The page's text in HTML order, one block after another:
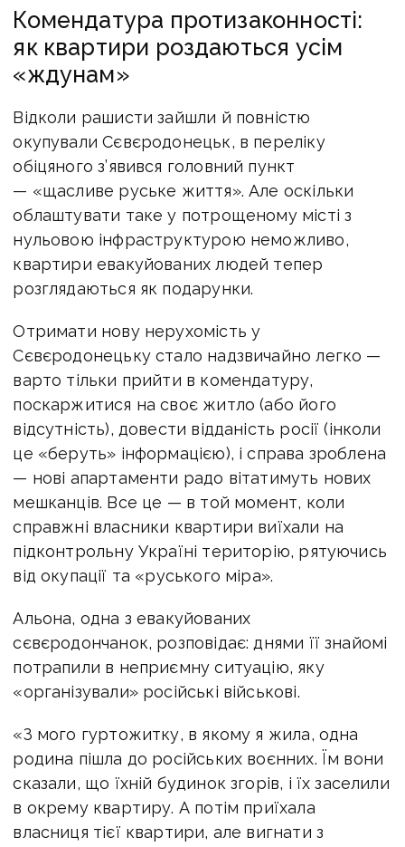
Комендатура протизаконності:
як квартири роздаються усім
«ждунам»
Відколи рашисти зайшли й повністю
окупували Сєвєродонецьк, в переліку
обіцяного з’явився головний пункт
— «щасливе руське життя». Але оскільки
облаштувати таке у потрощеному місті з
нульовою інфраструктурою неможливо,
квартири евакуйованих людей тепер
розглядаються як подарунки.
Отримати нову нерухомість у
Сєвєродонецьку стало надзвичайно легко —
варто тільки прийти в комендатуру,
поскаржитися на своє житло (або його
відсутність), довести відданість росії (інколи
це «беруть» інформацією), і справа зроблена
— нові апартаменти радо вітатимуть нових
мешканців. Все це — в той момент, коли
справжні власники квартири виїхали на
підконтрольну Україні територію, рятуючись
від окупації та «руського міра».
Альона, одна з евакуйованих
сєвєродончанок, розповідає: днями її знайомі
потрапили в неприємну ситуацію, яку
«організували» російські військові.
«З мого гуртожитку, в якому я жила, одна
родина пішла до російських воєнних. Їм вони
сказали, що їхній будинок згорів, і їх заселили
в окрему квартиру. А потім приїхала
власниця тієї квартири, але вигнати з